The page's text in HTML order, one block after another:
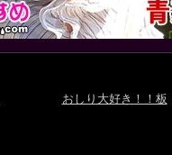
おしり大好き！！板